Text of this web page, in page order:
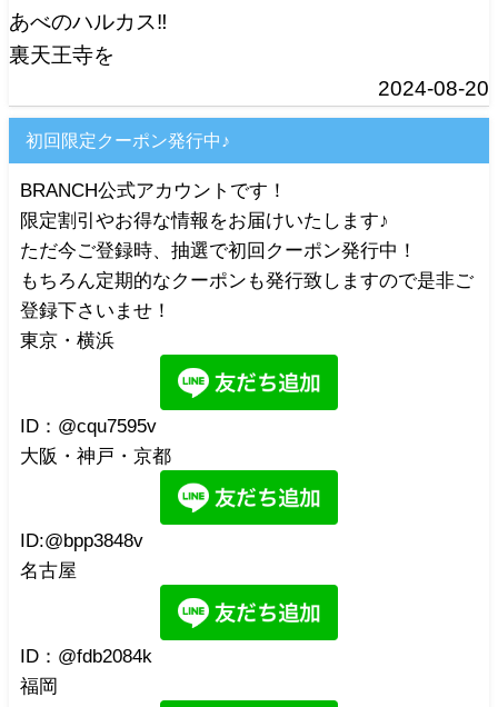
あべのハルカス‼️
裏天王寺を
2024-08-20
初回限定クーポン発行中♪
BRANCH公式アカウントです！
限定割引やお得な情報をお届けいたします♪
ただ今ご登録時、抽選で初回クーポン発行中！
もちろん定期的なクーポンも発行致しますので是非ご
登録下さいませ！
東京・横浜
ID：@cqu7595v
大阪・神戸・京都
ID:@bpp3848v
名古屋
ID：@fdb2084k
福岡